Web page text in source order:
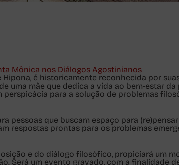
Mônica nos Diálogos Agostinianos
é historicamente reconhecida por
uma mãe que dedica a vida ao bem-estar
para a solução de problemas
pessoas que buscam espaço para
respostas prontas para os problemas
e do diálogo filosófico, propiciará um
Será um evento gravado, com a